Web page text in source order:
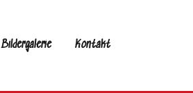
Bildergalerie Kontakt